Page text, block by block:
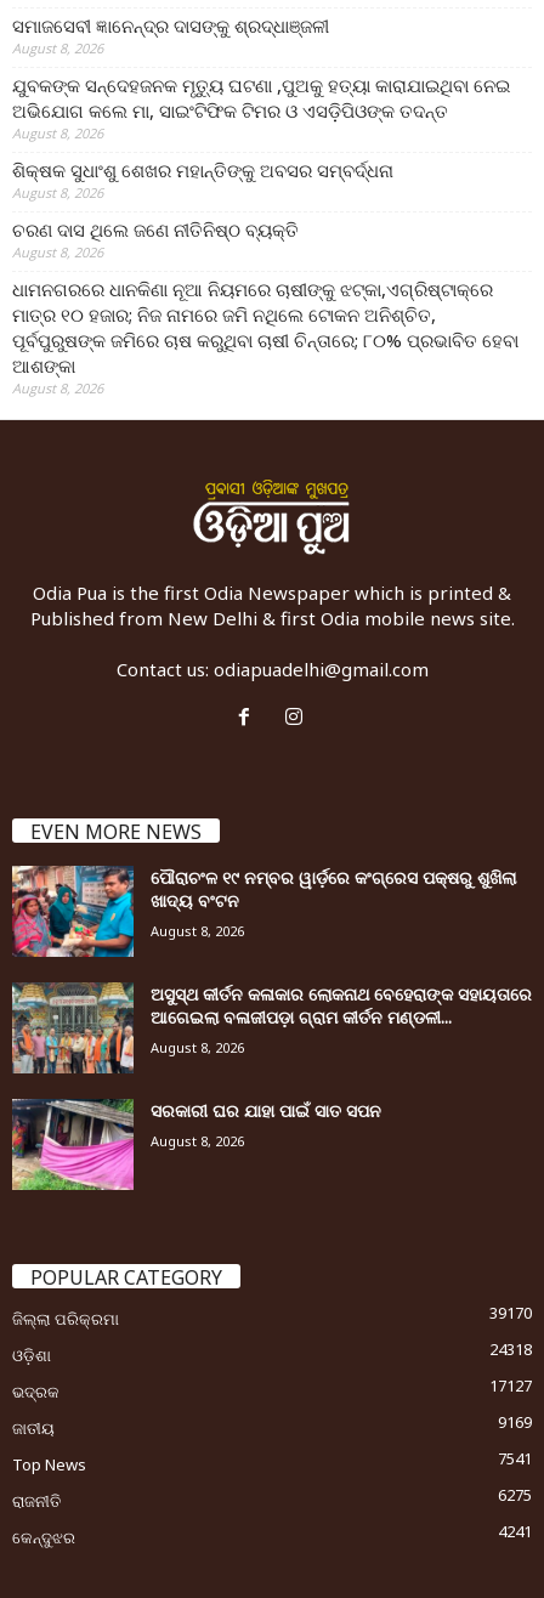
ସମାଜସେବୀ ଜ୍ଞାନେନ୍ଦ୍ର ଦାସଙ୍କୁ ଶ୍ରଦ୍ଧାଞ୍ଜଳୀ
August 8, 2026
ଯୁବକଙ୍କ ସନ୍ଦେହଜନକ ମୃତ୍ୟୁ ଘଟଣା ,ପୁଅକୁ ହତ୍ୟା କାରାଯାଇଥିବା ନେଇ
ଅଭିଯୋଗ କଲେ ମା, ସାଇଂଟିଫିକ ଟିମର ଓ ଏସଡ଼ିପିଓଙ୍କ ତଦନ୍ତ
August 8, 2026
ଶିକ୍ଷକ ସୁଧାଂଶୁ ଶେଖର ମହାନ୍ତିଙ୍କୁ ଅବସର ସମ୍ବର୍ଦ୍ଧନା
August 8, 2026
ଚରଣ ଦାସ ଥିଲେ ଜଣେ ନୀତିନିଷ୍ଠ ବ୍ୟକ୍ତି
August 8, 2026
ଧାମନଗରରେ ଧାନକିଣା ନୂଆ ନିୟମରେ ଚାଷୀଙ୍କୁ ଝଟ୍‌କା,ଏଗ୍ରିଷ୍ଟାକ୍‌ରେ
ମାତ୍ର ୧୦ ହଜାର; ନିଜ ନାମରେ ଜମି ନଥିଲେ ଟୋକନ ଅନିଶ୍ଚିତ,
ପୂର୍ବପୁରୁଷଙ୍କ ଜମିରେ ଚାଷ କରୁଥିବା ଚାଷୀ ଚିନ୍ତାରେ; ୮୦% ପ୍ରଭାବିତ ହେବା
ଆଶଙ୍କା
August 8, 2026
Odia Pua is the first Odia Newspaper which is printed &
Published from New Delhi & first Odia mobile news site.
Contact us: odiapuadelhi@gmail.com
EVEN MORE NEWS
ପୌରାଚଂଳ ୧୯ ନମ୍ବର ୱାର୍ଡ଼ରେ କଂଗ୍ରେସ ପକ୍ଷରୁ ଶୁଖିଲା
ଖାଦ୍ୟ ବଂଟନ
August 8, 2026
ଅସୁସ୍ଥ କୀର୍ତନ କଳାକାର ଲୋକନାଥ ବେହେରାଙ୍କ ସହାୟତାରେ
ଆଗେଇଲା ବଳାଜୀପଡ଼ା ଗ୍ରାମ କୀର୍ତନ ମଣ୍ଡଳୀ...
August 8, 2026
ସରକାରୀ ଘର ଯାହା ପାଇଁ ସାତ ସପନ
August 8, 2026
POPULAR CATEGORY
ଜିଲ୍ଲା ପରିକ୍ରମା
39170
ଓଡ଼ିଶା
24318
ଭଦ୍ରକ
17127
ଜାତୀୟ
9169
Top News
7541
ରାଜନୀତି
6275
କେନ୍ଦୁଝର
4241